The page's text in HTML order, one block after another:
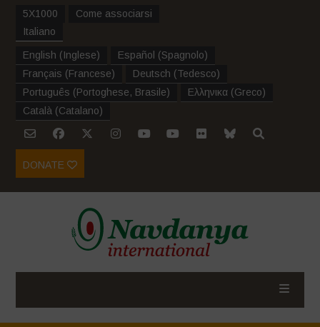
5X1000
Come associarsi
Italiano
English (Inglese) Español (Spagnolo)
Français (Francese) Deutsch (Tedesco)
Português (Portoghese, Brasile) Ελληνικα (Greco)
Català (Catalano)
DONATE